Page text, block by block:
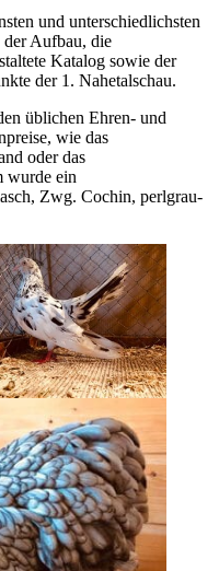
und unterschiedlichsten
der Aufbau, die
Katalog sowie der
der 1. Nahetalschau.
üblichen Ehren- und
wie das
oder das
wurde ein
Zwg. Cochin, perlgrau-